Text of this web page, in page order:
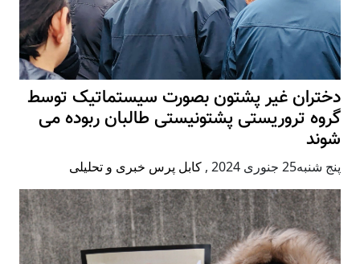
دختران غیر پشتون بصورت سیستماتیک توسط
گروه تروریستی پشتونیستی طالبان ربوده می
شوند
پنج شنبه25 جنوری 2024 , کابل پرس خبری و تحلیلی